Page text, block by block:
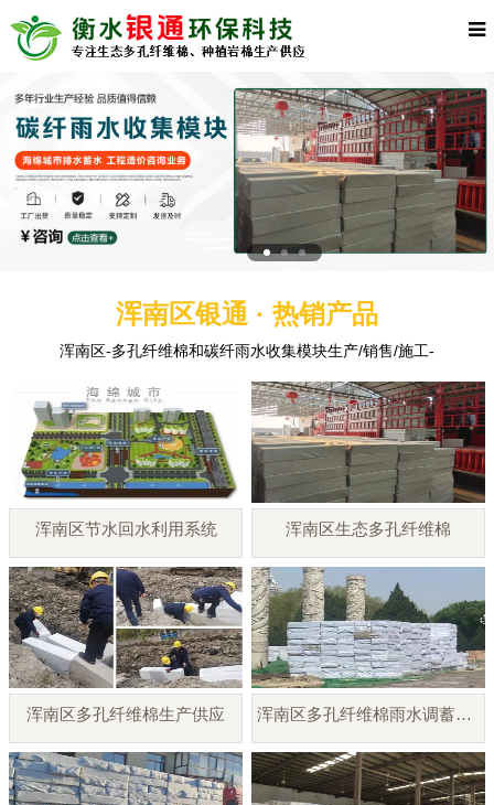
浑南区银通 · 热销产品
浑南区-多孔纤维棉和碳纤雨水收集模块生产/销售/施工-
浑南区节水回水利用系统 浑南区生态多孔纤维棉
浑南区多孔纤维棉生产供应 浑南区多孔纤维棉雨水调蓄模块